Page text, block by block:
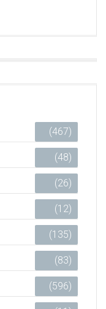
(467)
(48)
(26)
(12)
(135)
(83)
(596)